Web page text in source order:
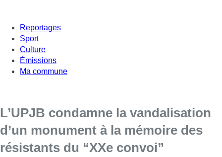
Reportages
Sport
Culture
Émissions
Ma commune
L’UPJB condamne la vandalisation
d’un monument à la mémoire des
résistants du “XXe convoi”